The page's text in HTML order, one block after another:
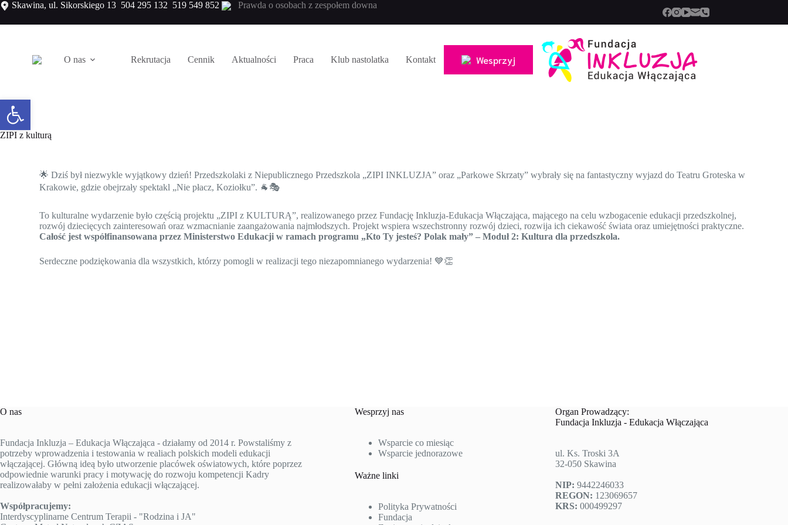
Skawina, ul. Sikorskiego 13 504 295 132 519 549 852 Prawda o osobach z zespołem downa
O nas Rekrutacja Cennik Aktualności Praca Klub nastolatka Kontakt Wesprzyj
ZIPI z kulturą
🌟 Dziś był niezwykle wyjątkowy dzień! Przedszkolaki z Niepublicznego Przedszkola „ZIPI INKLUZJA” oraz „Parkowe Skrzaty” wybrały się na fantastyczny wyjazd do Teatru Groteska w
Krakowie, gdzie obejrzały spektakl „Nie płacz, Koziołku”. 🐐🎭
To kulturalne wydarzenie było częścią projektu „ZIPI z KULTURĄ”, realizowanego przez Fundację Inkluzja-Edukacja Włączająca, mającego na celu wzbogacenie edukacji przedszkolnej,
rozwój dziecięcych zainteresowań oraz wzmacnianie zaangażowania najmłodszych. Projekt wspiera wszechstronny rozwój dzieci, rozwija ich ciekawość świata oraz umiejętności praktyczne.
Całość jest współfinansowana przez Ministerstwo Edukacji w ramach programu „Kto Ty jesteś? Polak mały” – Moduł 2: Kultura dla przedszkola.
Serdeczne podziękowania dla wszystkich, którzy pomogli w realizacji tego niezapomnianego wydarzenia! 💙👏
O nas
Fundacja Inkluzja – Edukacja Włączająca - działamy od 2014 r. Powstaliśmy z
potrzeby wprowadzenia i testowania w realiach polskich modeli edukacji
włączającej. Główną ideą było utworzenie placówek oświatowych, które poprzez
odpowiednie warunki pracy i motywację do rozwoju kompetencji Kadry
realizowałaby w pełni założenia edukacji włączającej.
Współpracujemy:
Interdyscyplinarne Centrum Terapii - "Rodzina i JA"
Wesprzyj nas
Wsparcie co miesiąc
Wsparcie jednorazowe
Ważne linki
Polityka Prywatności
Fundacja
Organ Prowadzący:
Fundacja Inkluzja - Edukacja Włączająca
ul. Ks. Troski 3A
32-050 Skawina
NIP: 9442246033
REGON: 123069657
KRS: 000499297
Otwórz pasek narzędzi